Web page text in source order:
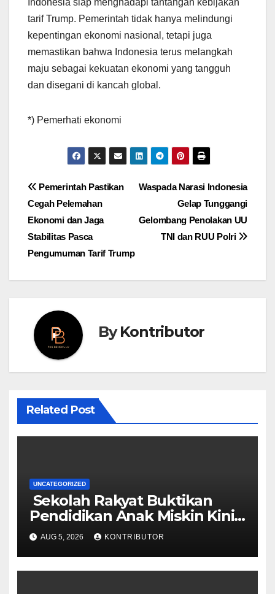
tarif Trump. Pemerintah tidak hanya melindungi
kepentingan ekonomi nasional, tetapi juga
memastikan bahwa Indonesia terus melangkah
maju sebagai kekuatan ekonomi yang tangguh
dan disegani di kancah global.
*) Pemerhati ekonomi
Post
navigation
Waspada Narasi Indonesia
Gelap Tunggangi
Gelombang Penolakan UU
TNI dan RUU Polri
Pemerintah Pastikan
Cegah Pelemahan
Ekonomi dan Jaga
Stabilitas Pasca
Pengumuman Tarif Trump
ByKontributor
Related Post
UNCATEGORIZED
Sekolah Rakyat Buktikan
Pendidikan Anak Miskin Kini
Menjadi Prioritas Negara
AUG 5, 2026 KONTRIBUTOR